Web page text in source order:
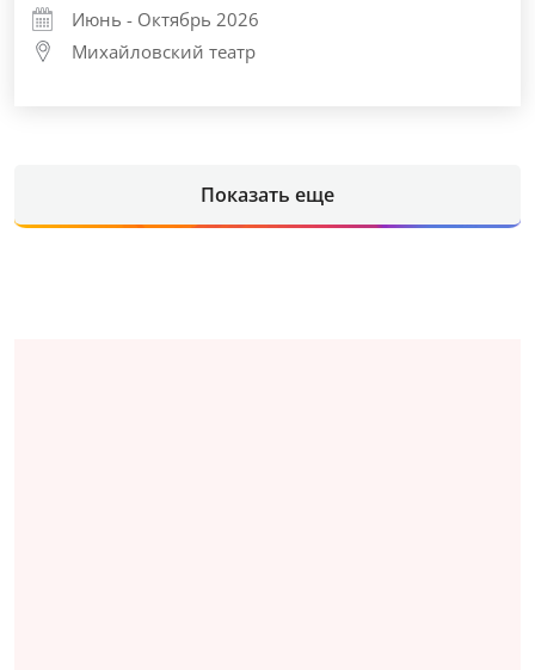
Июнь - Октябрь 2026
Михайловский театр
Показать еще